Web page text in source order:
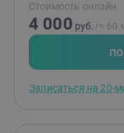
Стоимость онлайн
4 000 руб. /≈ 60
Записаться на 20-